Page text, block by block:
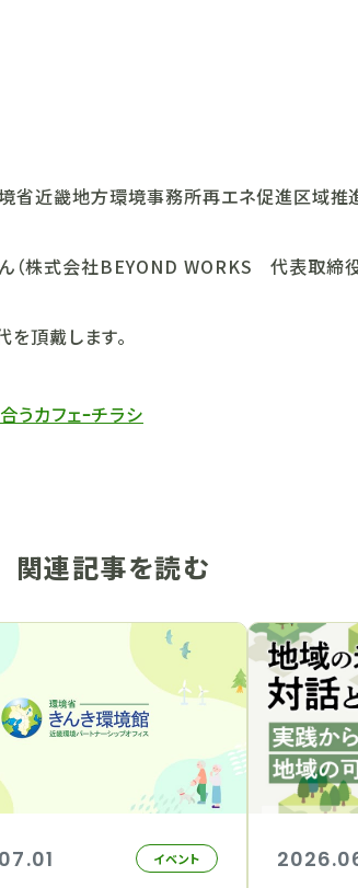
畿地方環境事務所再エネ促進区域推
式会社BEYOND WORKS 代表取締
頂戴します。
うカフェｰチラシ
関連記事を読む
イベント